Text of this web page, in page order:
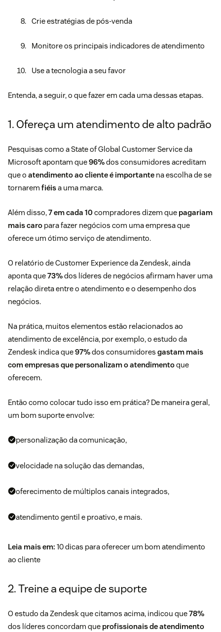
Crie estratégias de pós-venda
Monitore os principais indicadores de atendimento
Use a tecnologia a seu favor
Entenda, a seguir, o que fazer em cada uma dessas etapas.
1. Ofereça um atendimento de alto padrão
Pesquisas como aState of Global Customer Service da
Microsoftapontam que96%dos consumidores acreditam
que o atendimento ao cliente é importante na escolha de se
tornarem fiéisa uma marca.
Além disso,7 em cada 10 compradores dizem que pagariam
mais caro para fazer negócios com uma empresa que
oferece um ótimo serviço de atendimento.
O relatório de Customer Experience da Zendesk, ainda
aponta que73%dos líderes de negócios afirmam haver uma
relação direta entre o atendimento e o desempenho dos
negócios.
Na prática, muitos elementos estão relacionados ao
atendimento de excelência, por exemplo, o estudo da
Zendesk indica que97%dos consumidores gastam mais
com empresas que personalizam o atendimentoque
oferecem.
Então como colocar tudo isso em prática? De maneira geral,
um bom suporte envolve:
personalização da comunicação,
velocidade na solução das demandas,
oferecimento de múltiplos canais integrados,
atendimento gentil e proativo, e mais.
Leia mais em: 10 dicas para oferecer um bom atendimento
ao cliente
2. Treine a equipe de suporte
O estudo da Zendesk que citamos acima, indicou que78%
dos líderes concordam que profissionais de atendimento